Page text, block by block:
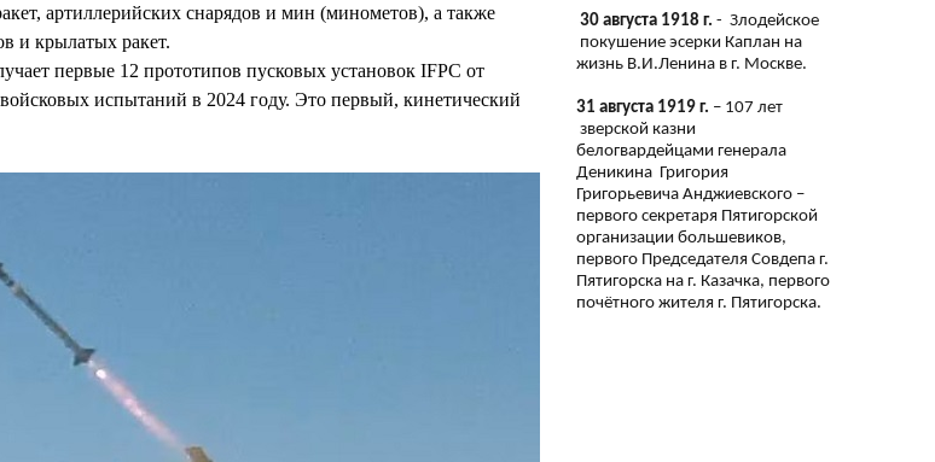
артиллерийских снарядов и мин (минометов), а также
и крылатых ракет.
первые 12 прототипов пусковых установок IFPC от
испытаний в 2024 году. Это первый, кинетический
30 августа 1918 г. - Злодейское
покушение эсерки Каплан на
жизнь В.И.Ленина в г. Москве.
31 августа 1919 г. – 107 лет
зверской казни
белогвардейцами генерала
Деникина Григория
Григорьевича Анджиевского –
первого секретаря Пятигорской
организации большевиков,
первого Председателя Совдепа г.
Пятигорска на г. Казачка, первого
почётного жителя г. Пятигорска.